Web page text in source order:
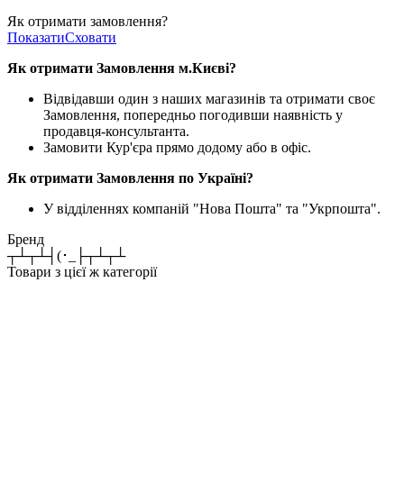
Як отримати замовлення?
ПоказатиСховати
Як отримати Замовлення м.Києві?
Відвідавши один з наших магазинів та отримати своє
Замовлення, попередньо погодивши наявність у
продавця-консультанта.
Замовити Кур'єра прямо додому або в офіс.
Як отримати Замовлення по Україні?
У відділеннях компаній "Нова Пошта" та "Укрпошта".
Бренд
┬┴┬┴┤(･_├┬┴┬┴
Товари з цієї ж категорії